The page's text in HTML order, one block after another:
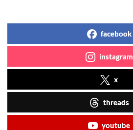
facebook
instagram
x
threads
youtube